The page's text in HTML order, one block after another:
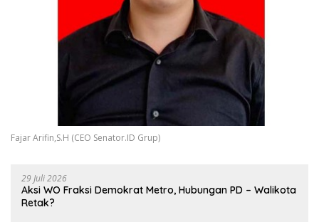
Fajar Arifin,S.H (CEO Senator.ID Grup)
29 Juli 2026
Aksi WO Fraksi Demokrat Metro, Hubungan PD – Walikota
Retak?